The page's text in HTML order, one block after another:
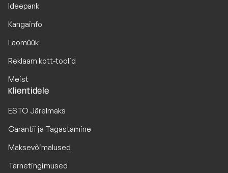
Ideepank
Kangainfo
Laomüük
Reklaam kott-toolid
Meist
Klientidele
ESTO Järelmaks
Garantii ja Tagastamine
Maksevõimalused
Tarnetingimused